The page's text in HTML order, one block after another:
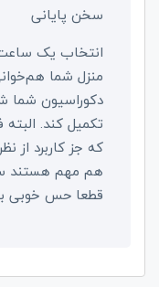
سخن پایانی
انتخاب یک
منزل شما
دکوراسیون شما
تکمیل کند.
که جز کاربرد از
هم مهم هستند
قطعا حس خوبی